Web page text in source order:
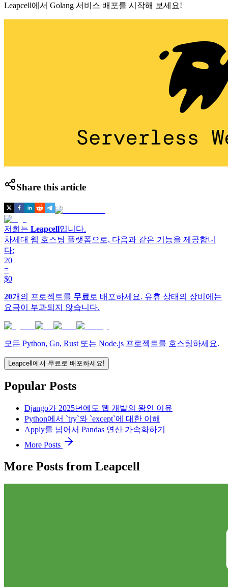
Leapcell에서 Golang 서비스 배포를 시작해 보세요!
Share this article
저희는 Leapcell입니다.
차세대 웹 호스팅 플랫폼으로, 다음과 같은 기능을 제공합니
다:
20
=
$0
20개의 프로젝트를 무료 로 배포하세요. 유휴 상태의 장비에는
요금이 부과되지 않습니다.
모든 Python, Go, Rust 또는 Node.js 프로젝트를 호스팅하세요.
Leapcell에서 무료로 배포하세요!
Popular Posts
Django가 2025년에도 웹 개발의 왕인 이유
Python에서 `try`와 `except`에 대한 이해
Apply를 넘어서 Pandas 연산 가속화하기
More Posts
More Posts from Leapcell